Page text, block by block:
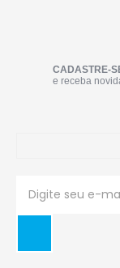
CADASTRE-
e receba